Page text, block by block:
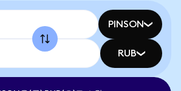
PINSON
RUB